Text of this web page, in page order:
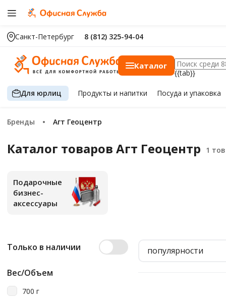
Санкт-Петербург 8 (812) 325-94-04
Каталог
{{tab}}
Для юрлиц Продуктыи напитки Посуда и упаковка
Бренды Агт Геоцентр
Каталог товаров Агт Геоцентр
Подарочные
бизнес-
аксессуары
Только в наличии
Вес/Объем
700 г
популярности